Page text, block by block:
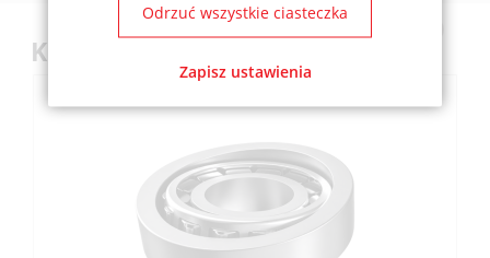
Klienci kupili również
Odrzuć wszystkie ciasteczka
Zapisz ustawienia